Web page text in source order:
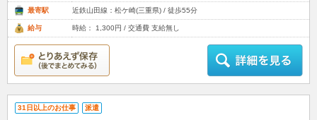
最寄駅 近鉄山田線：松ケ崎(三重県) / 徒歩55分
給与 時給： 1,300円 / 交通費 支給無し
31日以上のお仕事 派遣